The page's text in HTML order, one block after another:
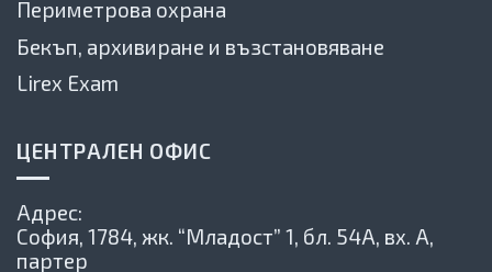
Периметрова охрана
Бекъп, архивиране и възстановяване
Lirex Exam
ЦЕНТРАЛЕН ОФИС
Адрес:
София, 1784, жк. “Младост” 1, бл. 54А, вх. А,
партер